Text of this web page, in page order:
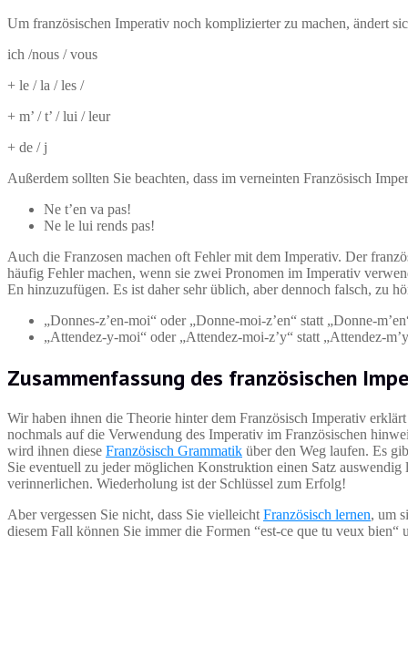
Um französischen Imperativ noch komplizierter zu machen, ändert
ich /nous / vous
+ le / la / les /
+ m’ / t’ / lui / leur
+ de / j
Außerdem sollten Sie beachten, dass im verneinten Französisch
Ne t’en va pas!
Ne le lui rends pas!
Auch die Franzosen machen oft Fehler mit dem Imperativ. Der
häufig Fehler machen, wenn sie zwei Pronomen im Imperativ
En hinzuzufügen. Es ist daher sehr üblich, aber dennoch falsch, zu
„Donnes-z’en-moi“ oder „Donne-moi-z’en“ statt „Donne-
„Attendez-y-moi“ oder „Attendez-moi-z’y“ statt „Attendez-
Zusammenfassung des französischen
Wir haben ihnen die Theorie hinter dem Französisch Imperativ
nochmals auf die Verwendung des Imperativ im Französischen
wird ihnen diese Französisch Grammatik über den Weg laufen. Es
Sie eventuell zu jeder möglichen Konstruktion einen Satz
verinnerlichen. Wiederholung ist der Schlüssel zum Erfolg!
Aber vergessen Sie nicht, dass Sie vielleicht Französisch lernen, um
diesem Fall können Sie immer die Formen “est-ce que tu veux